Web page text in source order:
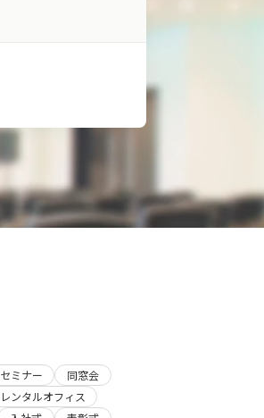
セミナー
同窓会
レンタルオフィス